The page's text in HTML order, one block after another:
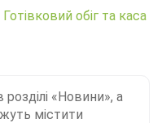
Готівковий обіг та каса
розділі «Новини», а
містити